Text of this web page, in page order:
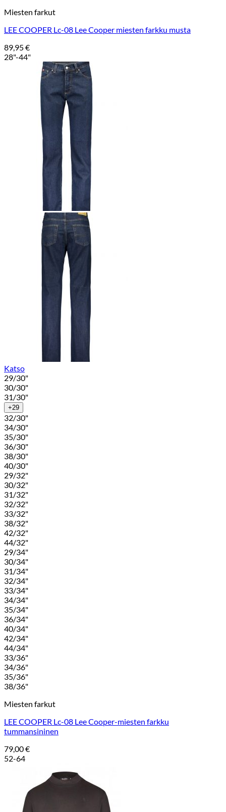
Miesten farkut
LEE COOPER Lc-08 Lee Cooper miesten farkku musta
89,95€
28"-44"
Katso
29/30"
30/30"
31/30"
+29
32/30"
34/30"
35/30"
36/30"
38/30"
40/30"
29/32"
30/32"
31/32"
32/32"
33/32"
38/32"
42/32"
44/32"
29/34"
30/34"
31/34"
32/34"
33/34"
34/34"
35/34"
36/34"
40/34"
42/34"
44/34"
33/36"
34/36"
35/36"
38/36"
Miesten farkut
LEE COOPER Lc-08 Lee Cooper-miesten farkku
tummansininen
79,00€
52-64